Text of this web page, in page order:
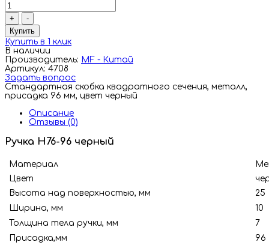
+
-
Купить
Купить в 1 клик
В наличии
Производитель: MF - Китай
Артикул: 4708
Задать вопрос
Стандартная скобка квадратного сечения, металл,
присадка 96 мм, цвет черный
Описание
Отзывы (0)
Ручка H76-96 черный
Материал
Цвет
Высота над поверхностью, мм
25
Ширина, мм
10
Толщина тела ручки, мм
7
Присадка,мм
96